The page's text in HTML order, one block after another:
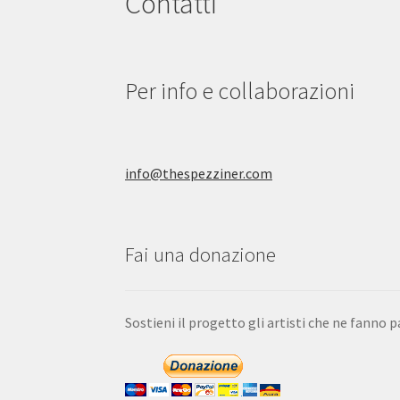
Per info e collaborazioni
info@thespezziner.com
Fai una donazione
Sostieni il progetto gli artisti che ne fanno